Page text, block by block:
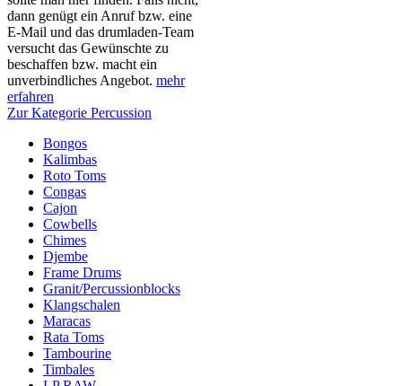
dann genügt ein Anruf bzw. eine
E-Mail und das drumladen-Team
versucht das Gewünschte zu
beschaffen bzw. macht ein
unverbindliches Angebot. mehr
erfahren
Zur Kategorie Percussion
Bongos
Kalimbas
Roto Toms
Congas
Cajon
Cowbells
Chimes
Djembe
Frame Drums
Granit/Percussionblocks
Klangschalen
Maracas
Rata Toms
Tambourine
Timbales